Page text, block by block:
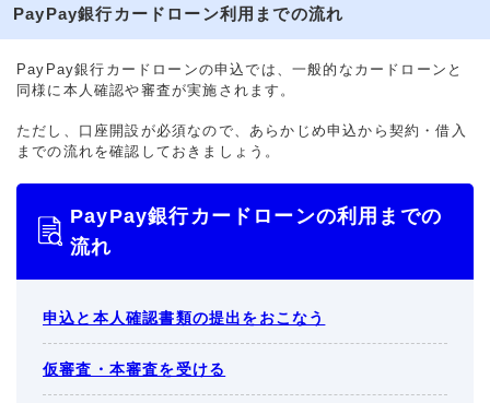
PayPay銀行カードローン利用までの流れ
PayPay銀行カードローンの申込では、一般的なカードローンと
同様に本人確認や審査が実施されます。
ただし、口座開設が必須なので、あらかじめ申込から契約・借入
までの流れを確認しておきましょう。
PayPay銀行カードローンの利用までの
流れ
申込と本人確認書類の提出をおこなう
仮審査・本審査を受ける